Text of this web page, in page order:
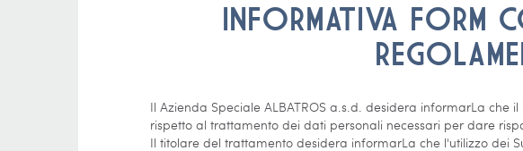
INFORMATIVA FORM
Il Azienda Speciale ALBATROS a.s.d. desidera informarLa
rispetto al trattamento dei dati personali necessari per dare
Il titolare del trattamento desidera informarLa che l'utilizzo dei